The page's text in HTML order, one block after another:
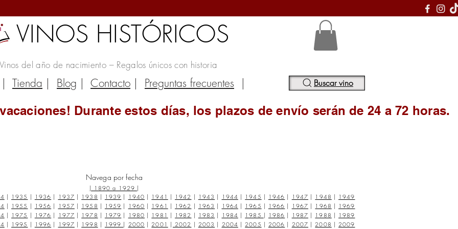
VINOS HISTÓRICOS
Vinos del año de nacimiento – Regalos únicos con historia
| Tienda | Blog | Contacto | Preguntas frecuentes | Buscar vino
Durante estos días, los plazos de envío serán de 24 a 72 horas.
Navega por fecha
| 1890 a 1929 |
| 1935 | 1936 | 1937 | 1938 | 1939 | 1940 | 1941 | 1942 | 1943 | 1944 | 1945 | 1946 | 1947 | 1948 | 1949
| 1955 | 1956 | 1957 | 1958 | 1959 | 1960 | 1961 | 1962 | 1963 | 1964 | 1965 | 1966 | 1967 | 1968 | 1969
| 1975 | 1976 | 1977 | 1978 | 1979 | 1980 | 1981 | 1982 | 1983 | 1984 | 1985 | 1986 | 1987 | 1988 | 1989
| 1995 | 1996 | 1997 | 1998 | 1999 | 2000 | 2001 | 2002 | 2003 | 2004 | 2005 | 2006 | 2007 | 2008 | 2009